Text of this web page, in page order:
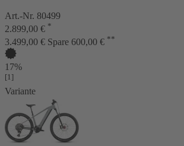
Art.-Nr. 80499
2.899,00 € *
3.499,00 € Spare 600,00 € **
17%
[1]
Variante